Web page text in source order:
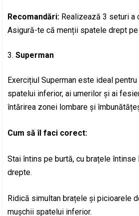
Recomandări: Realizează 3 seturi a
Asigură-te că menții spatele drept
Superman
Exercițiul Superman este ideal
spatelui inferior, ai umerilor și ai
întărirea zonei lombare și
Cum să îl faci corect:
Stai întins pe burtă, cu brațele
drepte.
Ridică simultan brațele și picioarele
mușchii spatelui inferior.